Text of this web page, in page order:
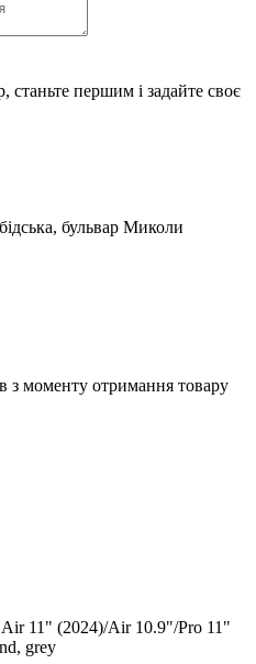
першим і задайте своє
бульвар Миколи
з моменту отримання товару
11" (2024)/Air 10.9"/Pro 11"
grey